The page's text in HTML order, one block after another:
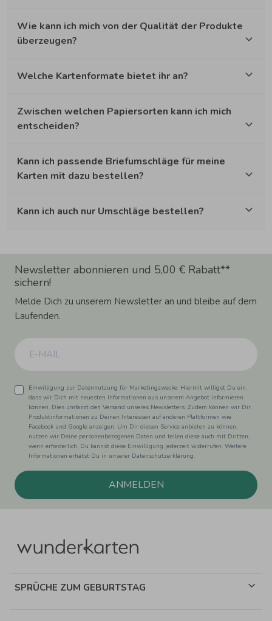
Wie kann ich mich von der Qualität der Produkte
überzeugen?
Welche Kartenformate bietet ihr an?
Zwischen welchen Papiersorten kann ich mich
entscheiden?
Kann ich passende Briefumschläge für meine
Karten mit dazu bestellen?
Kann ich auch nur Umschläge bestellen?
Newsletter abonnieren und 5,00 € Rabatt**
sichern!
Melde Dich zu unserem Newsletter an und bleibe auf dem
Laufenden.
Einwilligung zur Datennutzung für Marketingzwecke: Hiermit willigst Du ein,
dass wir Dich mit neuesten Informationen aus unserem Angebot informieren
können. Dies umfasst den Versand unseres Newsletters. Zudem können wir Dir
Produktinformationen zu Deinen Interessen auf anderen Plattformen wie
Facebook und Google anzeigen. Um Dir diesen Service anbieten zu können,
nutzen wir Deine personenbezogenen Daten und teilen diese auch mit Dritten,
wenn erforderlich. Du kannst diese Einwilligung jederzeit widerrufen. Weitere
Informationen erhätst Du in unserer Datenschutzerklärung.
ANMELDEN
SPRÜCHE ZUM GEBURTSTAG